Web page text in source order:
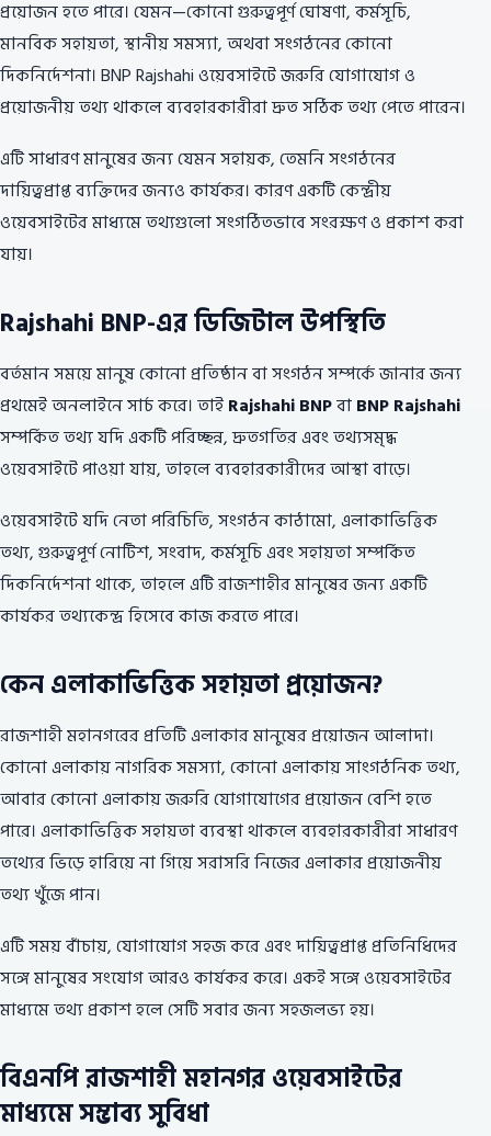
প্রয়োজন হতে পারে। যেমন—কোনো গুরুত্বপূর্ণ ঘোষণা, কর্মসূচি,
মানবিক সহায়তা, স্থানীয় সমস্যা, অথবা সংগঠনের কোনো
দিকনির্দেশনা। BNP Rajshahi ওয়েবসাইটে জরুরি যোগাযোগ ও
প্রয়োজনীয় তথ্য থাকলে ব্যবহারকারীরা দ্রুত সঠিক তথ্য পেতে পারেন।
এটি সাধারণ মানুষের জন্য যেমন সহায়ক, তেমনি সংগঠনের
দায়িত্বপ্রাপ্ত ব্যক্তিদের জন্যও কার্যকর। কারণ একটি কেন্দ্রীয়
ওয়েবসাইটের মাধ্যমে তথ্যগুলো সংগঠিতভাবে সংরক্ষণ ও প্রকাশ করা
যায়।
Rajshahi BNP-এর ডিজিটাল উপস্থিতি
বর্তমান সময়ে মানুষ কোনো প্রতিষ্ঠান বা সংগঠন সম্পর্কে জানার জন্য
প্রথমেই অনলাইনে সার্চ করে। তাইRajshahi BNPবাBNP Rajshahi
সম্পর্কিত তথ্য যদি একটি পরিচ্ছন্ন, দ্রুতগতির এবং তথ্যসমৃদ্ধ
ওয়েবসাইটে পাওয়া যায়, তাহলে ব্যবহারকারীদের আস্থা বাড়ে।
ওয়েবসাইটে যদি নেতা পরিচিতি, সংগঠন কাঠামো, এলাকাভিত্তিক
তথ্য, গুরুত্বপূর্ণ নোটিশ, সংবাদ, কর্মসূচি এবং সহায়তা সম্পর্কিত
দিকনির্দেশনা থাকে, তাহলে এটি রাজশাহীর মানুষের জন্য একটি
কার্যকর তথ্যকেন্দ্র হিসেবে কাজ করতে পারে।
কেন এলাকাভিত্তিক সহায়তা প্রয়োজন?
রাজশাহী মহানগরের প্রতিটি এলাকার মানুষের প্রয়োজন আলাদা।
কোনো এলাকায় নাগরিক সমস্যা, কোনো এলাকায় সাংগঠনিক তথ্য,
আবার কোনো এলাকায় জরুরি যোগাযোগের প্রয়োজন বেশি হতে
পারে। এলাকাভিত্তিক সহায়তা ব্যবস্থা থাকলে ব্যবহারকারীরা সাধারণ
তথ্যের ভিড়ে হারিয়ে না গিয়ে সরাসরি নিজের এলাকার প্রয়োজনীয়
তথ্য খুঁজে পান।
এটি সময় বাঁচায়, যোগাযোগ সহজ করে এবং দায়িত্বপ্রাপ্ত প্রতিনিধিদের
সঙ্গে মানুষের সংযোগ আরও কার্যকর করে। একই সঙ্গে ওয়েবসাইটের
মাধ্যমে তথ্য প্রকাশ হলে সেটি সবার জন্য সহজলভ্য হয়।
বিএনপি রাজশাহী মহানগর ওয়েবসাইটের
মাধ্যমে সম্ভাব্য সুবিধা